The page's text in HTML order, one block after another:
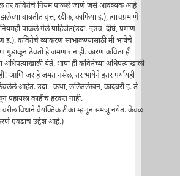
तर कवितेचे नियम पाळले जाणे जसे आवश्यक आहे
बाबतीत वृत्त, रदीफ, काफिया इ.), त्याचप्रमाणे
पाळले गेले पाहिजेत(उदा. र्‍हस्व, दीर्घ, प्रमाण
इ.). कवितेचे व्याकरण सांभाळण्यासाठी मी भाषेचे
गुंडाळून ठेवतो हे जमणार नाही. कारण कविता ही
अधिपत्याखाली येते, भाषा ही कवितेच्या अधिपत्याखाली
आणि जर हे जमत नसेल, तर भाषेने इतर पर्यायही
आहेत. उदा.- कथा, ललितलेखन, कादंबरी इ. ते
पहायला काहीच हरकत नाही.
वरील विधाने वैयक्तिक टीका म्हणून समजू नयेत. केवळ
एवढाच उद्देश आहे.)